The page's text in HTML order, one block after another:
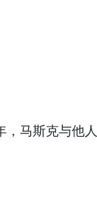
马斯克与他